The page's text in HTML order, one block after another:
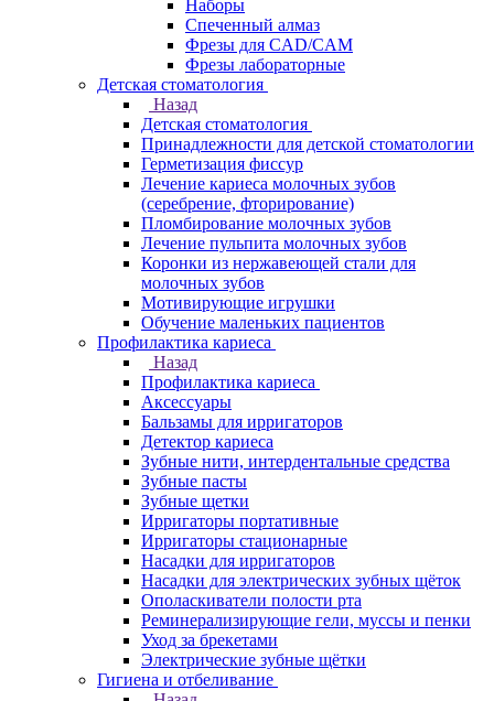
Наборы
Спеченный алмаз
Фрезы для CAD/CAM
Фрезы лабораторные
Детская стоматология
Назад
Детская стоматология
Принадлежности для детской стоматологии
Герметизация фиссур
Лечение кариеса молочных зубов
(серебрение, фторирование)
Пломбирование молочных зубов
Лечение пульпита молочных зубов
Коронки из нержавеющей стали для
молочных зубов
Мотивирующие игрушки
Обучение маленьких пациентов
Профилактика кариеса
Назад
Профилактика кариеса
Аксессуары
Бальзамы для ирригаторов
Детектор кариеса
Зубные нити, интердентальные средства
Зубные пасты
Зубные щетки
Ирригаторы портативные
Ирригаторы стационарные
Насадки для ирригаторов
Насадки для электрических зубных щёток
Ополаскиватели полости рта
Реминерализирующие гели, муссы и пенки
Уход за брекетами
Электрические зубные щётки
Гигиена и отбеливание